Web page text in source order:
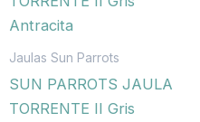
Jaulas Sun Parrots
SUN PARROTS JAULA
TORRENTE II Gris